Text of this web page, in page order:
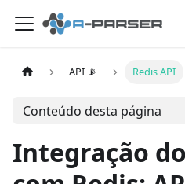
API 📡 Redis API
Conteúdo desta página
Integração